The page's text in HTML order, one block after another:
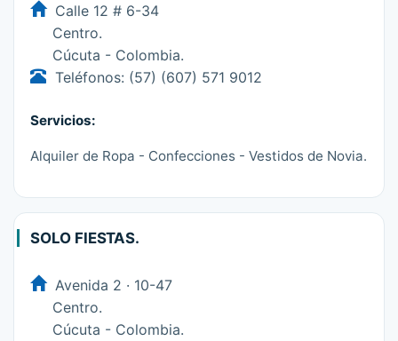
Calle 12 # 6-34
Centro.
Cúcuta - Colombia.
Teléfonos: (57) (607) 571 9012
Servicios:
Alquiler de Ropa - Confecciones - Vestidos de Novia.
SOLO FIESTAS.
Avenida 2 · 10-47
Centro.
Cúcuta - Colombia.